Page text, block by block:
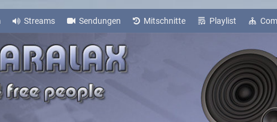
Streams Sendungen Mitschnitte Playlist